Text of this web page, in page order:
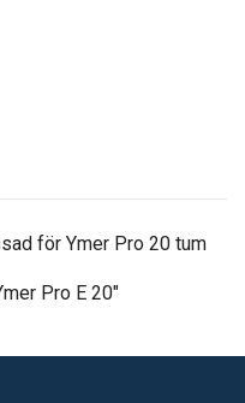
för Ymer Pro 20 tum
Pro E 20"